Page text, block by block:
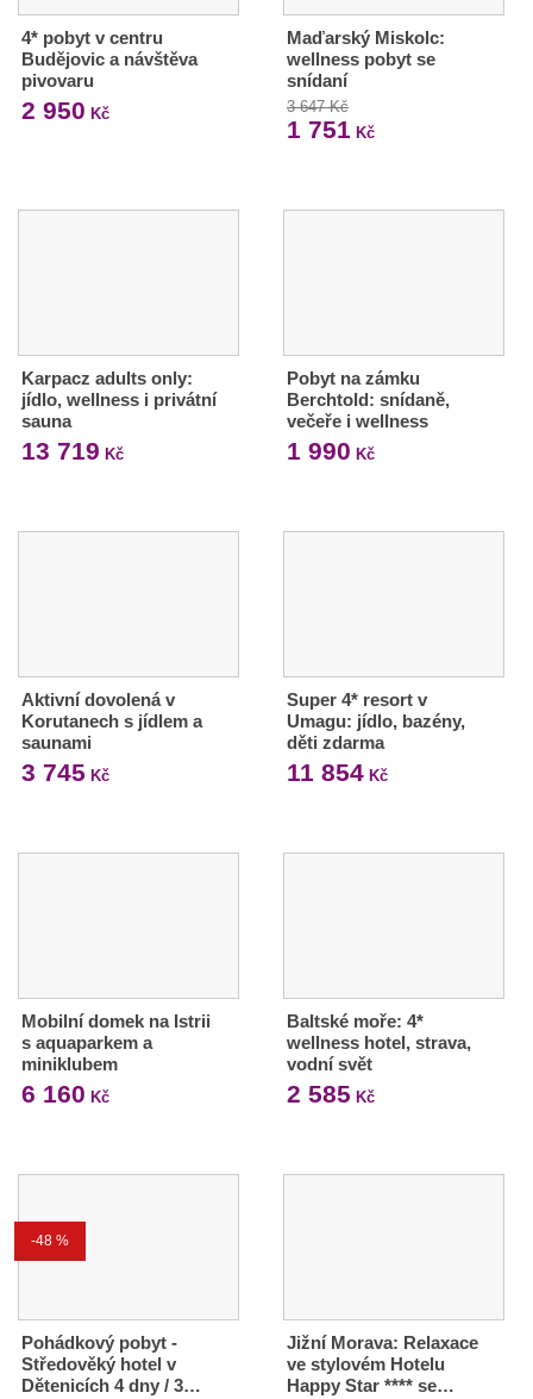
4* pobyt v centru
Budějovic a návštěva
pivovaru
2 950 Kč
Maďarský Miskolc:
wellness pobyt se
snídaní
3 647 Kč
1 751 Kč
Karpacz adults only:
jídlo, wellness i privátní
sauna
13 719 Kč
Pobyt na zámku
Berchtold: snídaně,
večeře i wellness
1 990 Kč
Aktivní dovolená v
Korutanech s jídlem a
saunami
3 745 Kč
Super 4* resort v
Umagu: jídlo, bazény,
děti zdarma
11 854Kč
Mobilní domek na Istrii
s aquaparkem a
miniklubem
6 160 Kč
Baltské moře: 4*
wellness hotel, strava,
vodní svět
2 585 Kč
-48 %
Pohádkový pobyt -
Středověký hotel v
Dětenicích 4 dny / 3…
Jižní Morava: Relaxace
ve stylovém Hotelu
Happy Star **** se…